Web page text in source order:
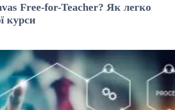
Free-for-Teacher? Як легко
курси